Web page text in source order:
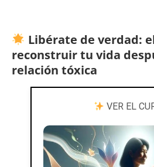
Libérate de verdad:
reconstruir tu vida
relación tóxica
VER EL